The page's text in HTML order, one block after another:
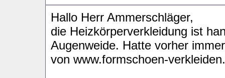
Hallo Herr Ammerschläger,
die Heizkörperverkleidung ist
Augenweide. Hatte vorher
von www.formschoen-